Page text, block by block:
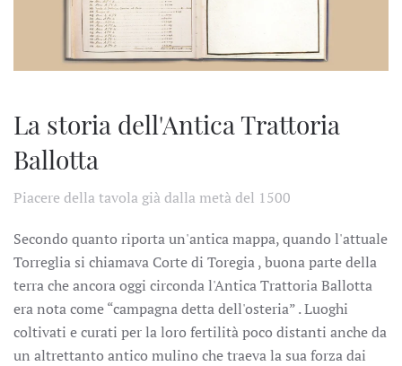
La storia dell'Antica Trattoria
Ballotta
Piacere della tavola già dalla metà del 1500
Secondo quanto riporta un'antica mappa, quando l'attuale
Torreglia si chiamava Corte di Toregia , buona parte della
terra che ancora oggi circonda l'Antica Trattoria Ballotta
era nota come “campagna detta dell'osteria” . Luoghi
coltivati e curati per la loro fertilità poco distanti anche da
un altrettanto antico mulino che traeva la sua forza dai